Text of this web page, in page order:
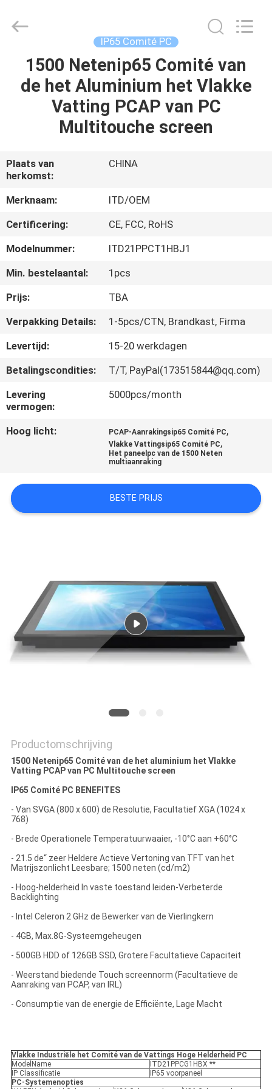
HUIS
PRODUCTEN
ONGEVEER
ONS
FABRIEKSREIS
KWALITEITSCONTROLE
CONTACTEER
ONS
VERZOEK
OM EEN
CITAAT
PRIVACY
POLICY
Equipment
Reserved.
IP65 Comité PC
1500 Netenip65 Comité van
de het Aluminium het Vlakke
Vatting PCAP van PC
Multitouche screen
Plaats van
herkomst:
CHINA
Merknaam:
ITD/OEM
Certificering:
CE, FCC, RoHS
Modelnummer:
ITD21PPCT1HBJ1
Min. bestelaantal:
1pcs
Prijs:
TBA
Verpakking Details:
1-5pcs/CTN, Brandkast, Firma
Levertijd:
15-20 werkdagen
Betalingscondities:
T/T, PayPal(173515844@qq.com)
Levering
vermogen:
5000pcs/month
Hoog licht: PCAP-Aanrakingsip65 Comité PC,
Vlakke Vattingsip65 Comité PC,
Het paneelpc van de 1500 Neten
multiaanraking
BESTE PRIJS
Productomschrijving
1500 Netenip65 Comité van de het aluminium het Vlakke
Vatting PCAP van PC Multitouche screen
IP65 Comité PC BENEFITES
- Van SVGA (800 x 600) de Resolutie, Facultatief XGA (1024 x
768)
- Brede Operationele Temperatuurwaaier, -10°C aan +60°C
- 21.5 de“ zeer Heldere Actieve Vertoning van TFT van het
Matrijszonlicht Leesbare; 1500 neten (cd/m2)
- Hoog-helderheid In vaste toestand leiden-Verbeterde
Backlighting
- Intel Celeron 2 GHz de Bewerker van de Vierlingkern
- 4GB, Max.8G-Systeemgeheugen
- 500GB HDD of 126GB SSD, Grotere Facultatieve Capaciteit
- Weerstand biedende Touch screennorm (Facultatieve de
Aanraking van PCAP, van IRL)
- Consumptie van de energie de Efficiënte, Lage Macht
Vlakke Industriële het Comité van de Vattings Hoge Helderheid PC
ModelName
ITD21PPCG1HBX **
IP Classificatie
IP65 voorpaneel
PC-Systemenopties